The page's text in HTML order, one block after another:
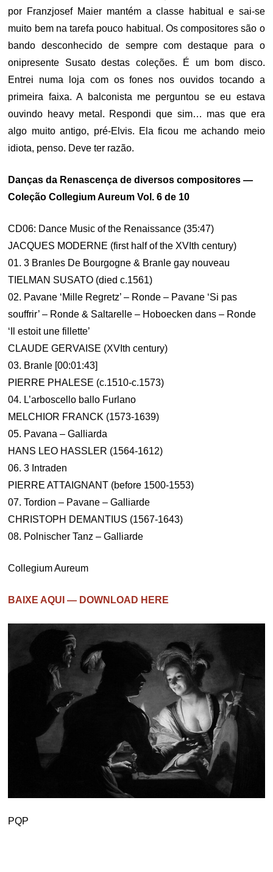
por Franzjosef Maier mantém a classe habitual e sai-se
muito bem na tarefa pouco habitual. Os compositores são o
bando desconhecido de sempre com destaque para o
onipresente Susato destas coleções. É um bom disco.
Entrei numa loja com os fones nos ouvidos tocando a
primeira faixa. A balconista me perguntou se eu estava
ouvindo heavy metal. Respondi que sim… mas que era
algo muito antigo, pré-Elvis. Ela ficou me achando meio
idiota, penso. Deve ter razão.
Danças da Renascença de diversos compositores —
Coleção Collegium Aureum Vol. 6 de 10
CD06: Dance Music of the Renaissance (35:47)
JACQUES MODERNE (first half of the XVIth century)
01. 3 Branles De Bourgogne & Branle gay nouveau
TIELMAN SUSATO (died c.1561)
02. Pavane ‘Mille Regretz’ – Ronde – Pavane ‘Si pas
souffrir’ – Ronde & Saltarelle – Hoboecken dans – Ronde
‘Il estoit une fillette’
CLAUDE GERVAISE (XVIth century)
03. Branle [00:01:43]
PIERRE PHALESE (c.1510-c.1573)
04. L’arboscello ballo Furlano
MELCHIOR FRANCK (1573-1639)
05. Pavana – Galliarda
HANS LEO HASSLER (1564-1612)
06. 3 Intraden
PIERRE ATTAIGNANT (before 1500-1553)
07. Tordion – Pavane – Galliarde
CHRISTOPH DEMANTIUS (1567-1643)
08. Polnischer Tanz – Galliarde
Collegium Aureum
BAIXE AQUI — DOWNLOAD HERE
PQP